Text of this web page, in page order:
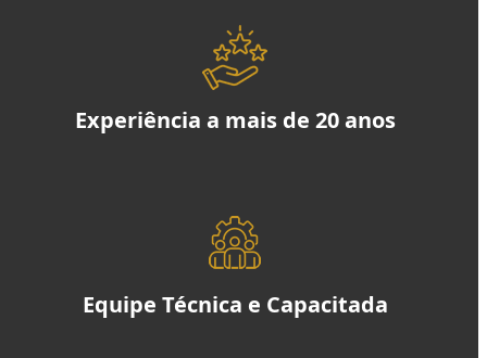
Experiência a mais de 20 anos
Equipe Técnica e Capacitada